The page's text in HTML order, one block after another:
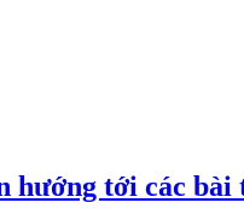
hướng tới các